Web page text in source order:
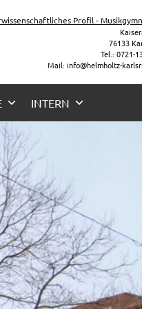
Profil -
76133
Tel.: 0721-
Mail: info@helmholtz-
INTERN